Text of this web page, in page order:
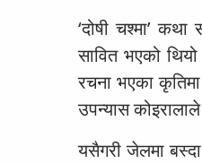
‘दोषी चश्मा’
सावित भएको
रचना भएका कृतिमा
उपन्यास
यसैगरी जेलमा